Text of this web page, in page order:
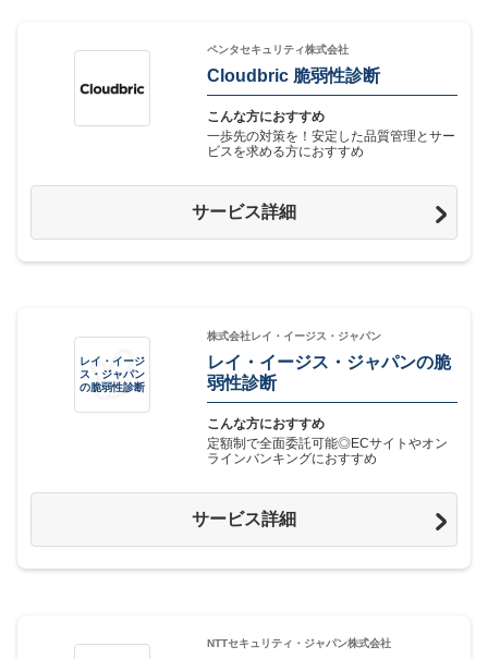
ペンタセキュリティ株式会社
Cloudbric 脆弱性診断
こんな方におすすめ
一歩先の対策を！安定した品質管理とサー
ビスを求める方におすすめ
サービス詳細
レイ・イージ
ス・ジャパン
の脆弱性診断
株式会社レイ・イージス・ジャパン
レイ・イージス・ジャパンの脆
弱性診断
こんな方におすすめ
定額制で全面委託可能◎ECサイトやオン
ラインバンキングにおすすめ
サービス詳細
NTTセキュリティ・ジャパン株式会社